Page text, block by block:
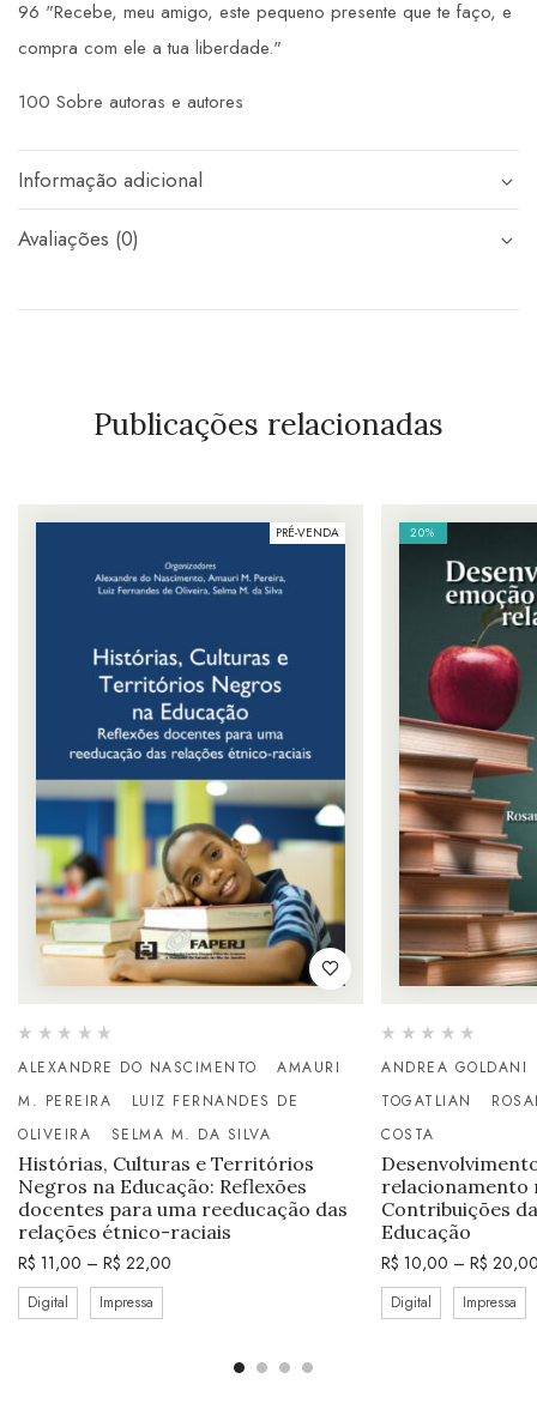
96 "Recebe, meu amigo, este pequeno presente que te faço, e
compra com ele a tua liberdade."
100 Sobre autoras e autores
Informação adicional
Avaliações (0)
Publicações relacionadas
PRÉ-VENDA
ALEXANDRE DO NASCIMENTO
AMAURI
M. PEREIRA
LUIZ FERNANDES DE
OLIVEIRA
SELMA M. DA SILVA
Histórias, Culturas e Territórios
Negros na Educação: Reflexões
docentes para uma reeducação das
relações étnico-raciais
R$ 11,00 – R$ 22,00
Digital Impressa
20%
ANDREA GOLDANI
TOGATLIAN
COSTA
relacionamento
Contribuições
Educação
R$ 10,00 – R$
Digital Impressa